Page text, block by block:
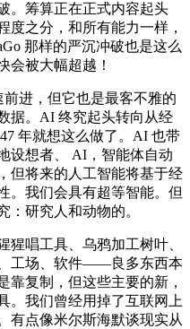
筹算正在正式内容起头
度之分，和所有能力一样，
那样的严沉冲破也是这么
会被大幅超越！
进，但它也是最客不雅的
。AI 终究起头转向从经
年就想这么做了。AI 也带
设想者、 AI，智能体自动
但将来的人工智能将基于经
。我们会具有超等智能。但
：研究人和动物的。
唱工具、乌鸦加工树叶、
工场、软件——良多东西本
靠复制，但这些主要的新，
。我们曾经用掉了互联网上
有点像米尔斯海默谈现实从